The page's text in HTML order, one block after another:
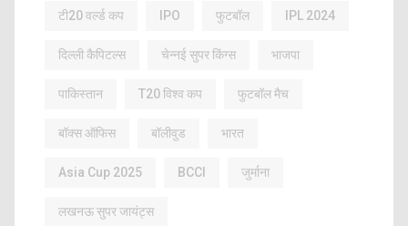
टी20 वर्ल्ड कप IPO फुटबॉल IPL 2024
दिल्ली कैपिटल्स चेन्नई सुपर किंग्स भाजपा
पाकिस्तान T20 विश्व कप फुटबॉल मैच
बॉक्स ऑफिस बॉलीवुड भारत
Asia Cup 2025 BCCI जुर्माना
लखनऊ सुपर जायंट्स